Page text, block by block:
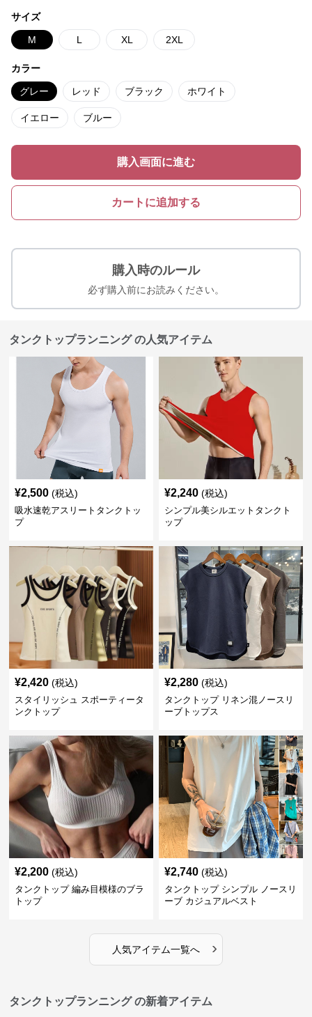
サイズ
M L XL 2XL
カラー
グレー レッド ブラック ホワイト
イエロー ブルー
購入画面に進む
カートに追加する
購入時のルール
必ず購入前にお読みください。
タンクトップランニング の人気アイテム
¥2,500 (税込)
吸水速乾アスリートタンクトッ
プ
¥2,240 (税込)
シンプル美シルエットタンクト
ップ
¥2,420 (税込)
スタイリッシュ スポーティータ
ンクトップ
¥2,280 (税込)
タンクトップ リネン混ノースリ
ーブトップス
¥2,200 (税込)
タンクトップ 編み目模様のブラ
トップ
¥2,740 (税込)
タンクトップ シンプル ノースリ
ーブ カジュアルベスト
人気アイテム一覧へ ›
タンクトップランニング の新着アイテム